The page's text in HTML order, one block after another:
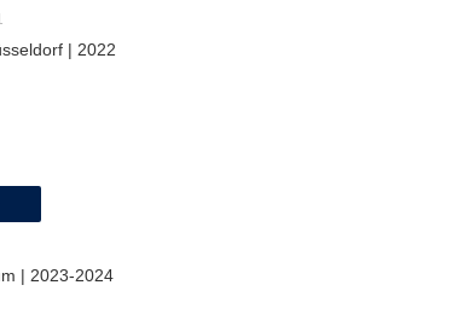
| 2022
| 2023-2024